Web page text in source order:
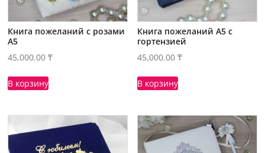
Книга пожеланий с розами
А5
45,000.00₸
В корзину
Книга пожеланий А5 с
гортензией
45,000.00₸
В корзину